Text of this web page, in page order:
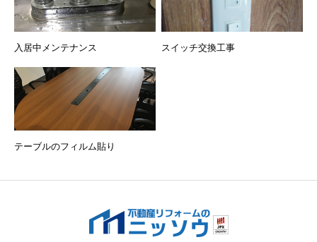
入居中メンテナンス スイッチ交換工事
テーブルのフィルム貼り